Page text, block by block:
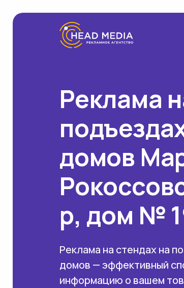
Реклама
домов
р, дом №
Реклама на стендах на
домов — эффективный
информацию о вашем